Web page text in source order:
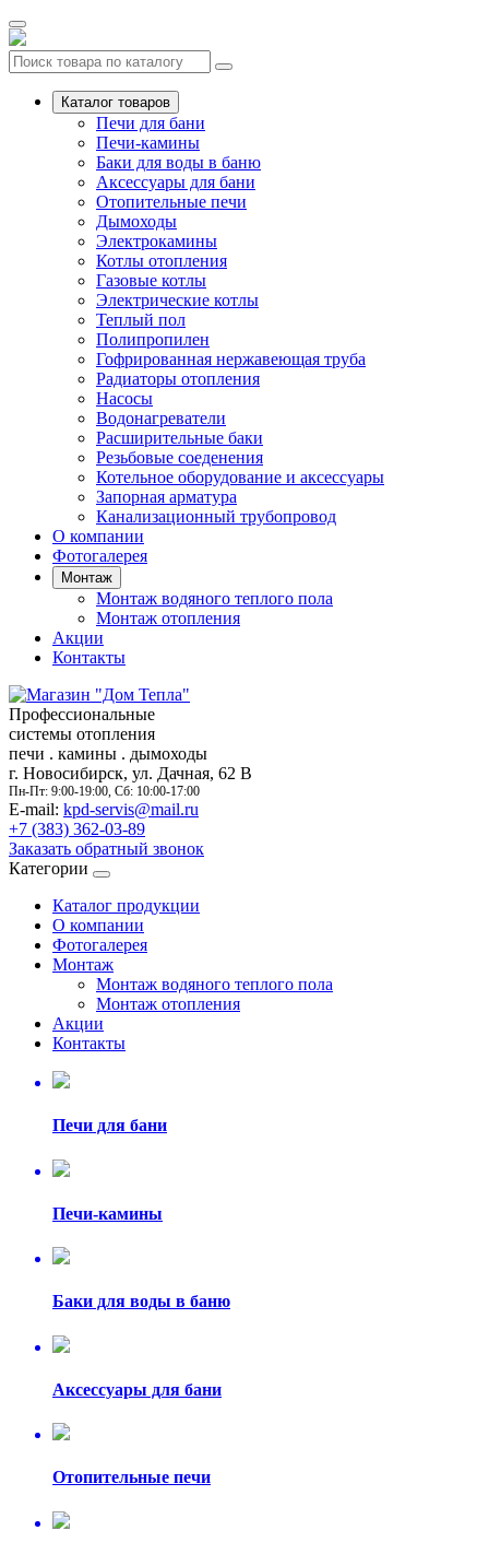
Каталог товаров
Печи для бани
Печи-камины
Баки для воды в баню
Аксессуары для бани
Отопительные печи
Дымоходы
Электрокамины
Котлы отопления
Газовые котлы
Электрические котлы
Теплый пол
Полипропилен
Гофрированная нержавеющая труба
Радиаторы отопления
Насосы
Водонагреватели
Расширительные баки
Резьбовые соеденения
Котельное оборудование и аксессуары
Запорная арматура
Канализационный трубопровод
О компании
Фотогалерея
Монтаж
Монтаж водяного теплого пола
Монтаж отопления
Акции
Контакты
Профессиональные
системы отопления
печи . камины . дымоходы
г. Новосибирск, ул. Дачная, 62 В
Пн-Пт: 9:00-19:00, Сб: 10:00-17:00
E-mail: kpd-servis@mail.ru
+7 (383) 362-03-89
Заказать обратный звонок
Категории
Каталог продукции
О компании
Фотогалерея
Монтаж
Монтаж водяного теплого пола
Монтаж отопления
Акции
Контакты
Печи для бани
Печи-камины
Баки для воды в баню
Аксессуары для бани
Отопительные печи